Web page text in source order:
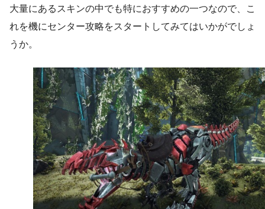
大量にあるスキンの中でも特におすすめの一つなので、こ
れを機にセンター攻略をスタートしてみてはいかがでしょ
うか。